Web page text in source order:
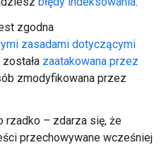
zgodna
zasadami dotyczącymi
zaatakowana przez
zmodyfikowana przez
rzadko – zdarza się, że
przechowywane wcześniej